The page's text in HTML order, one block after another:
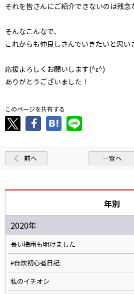
それを皆さんにご紹介できないのは残念
そんなこんなで、
これからも仲良しさんでいきたいと思い
応援よろしくお願いします(^ε^)
ありがとうございました！
このページを共有する
前へ 一覧へ
年別
2020年
長い梅雨も明けました
#自炊初心者日記
私のイチオシ